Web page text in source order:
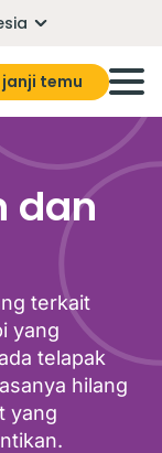
temu
dan
terkait
yang
telapak
hilang
yang